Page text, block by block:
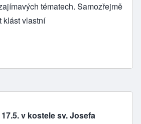
tématech. Samozřejmě
klást vlastní
v kostele sv. Josefa